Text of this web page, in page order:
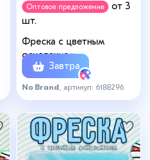
Оптовое предложение
от 3
шт.
Фреска с цветным
основанием
«Истребитель» 9 цветов
песка по 2 г
Завтра
No Brand , артикул: 6188296